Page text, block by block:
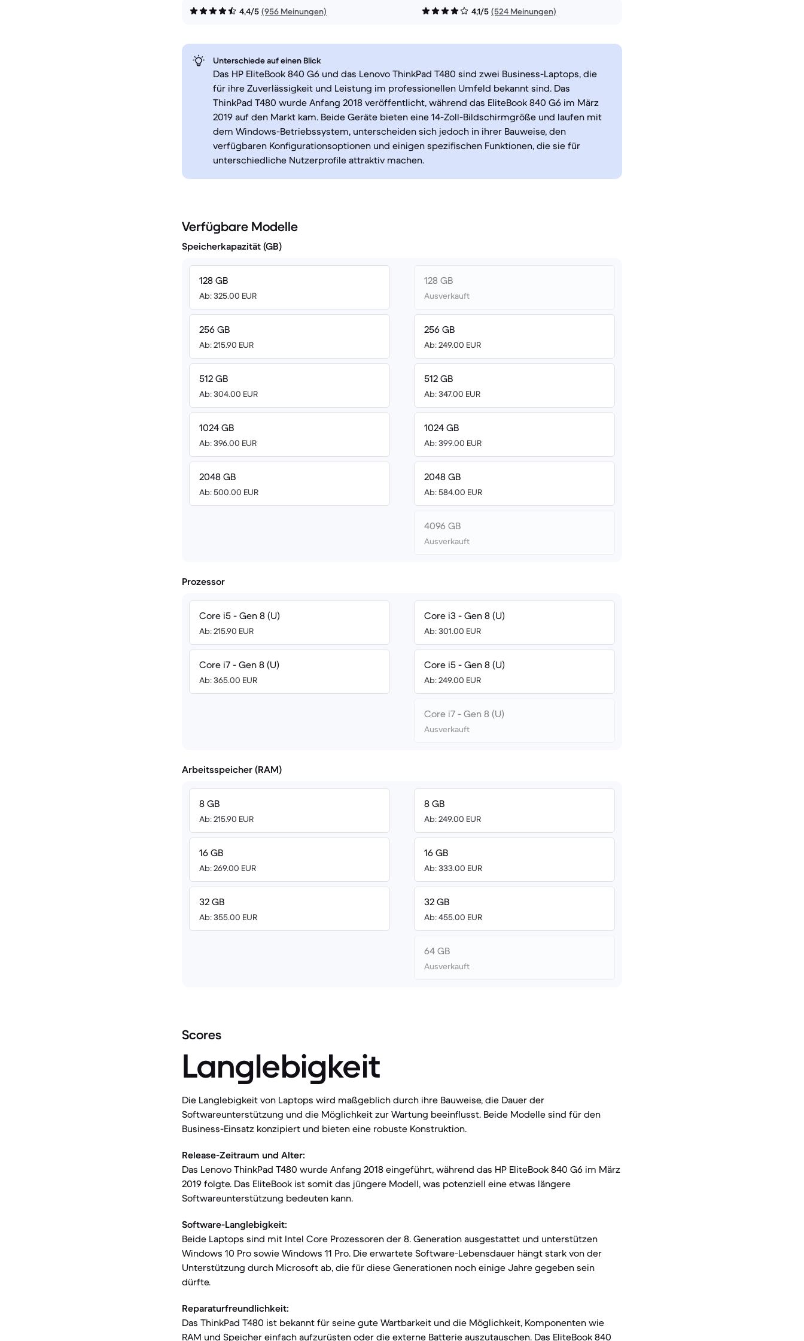
4,4/5 (956 Meinungen) 4,1/5 (524 Meinungen)
Unterschiede auf einen Blick
Das HP EliteBook 840 G6 und das Lenovo ThinkPad T480 sind zwei Business-Laptops, die
für ihre Zuverlässigkeit und Leistung im professionellen Umfeld bekannt sind. Das
ThinkPad T480 wurde Anfang 2018 veröffentlicht, während das EliteBook 840 G6 im März
2019 auf den Markt kam. Beide Geräte bieten eine 14-Zoll-Bildschirmgröße und laufen mit
dem Windows-Betriebssystem, unterscheiden sich jedoch in ihrer Bauweise, den
verfügbaren Konfigurationsoptionen und einigen spezifischen Funktionen, die sie für
unterschiedliche Nutzerprofile attraktiv machen.
Verfügbare Modelle
Speicherkapazität (GB)
128 GB
Ab: 325.00 EUR
256 GB
Ab: 215.90 EUR
512 GB
Ab: 304.00 EUR
1024 GB
Ab: 396.00 EUR
2048 GB
Ab: 500.00 EUR
128 GB
Ausverkauft
256 GB
Ab: 249.00 EUR
512 GB
Ab: 347.00 EUR
1024 GB
Ab: 399.00 EUR
2048 GB
Ab: 584.00 EUR
4096 GB
Ausverkauft
Prozessor
Core i5 - Gen 8 (U)
Ab: 215.90 EUR
Core i7 - Gen 8 (U)
Ab: 365.00 EUR
Core i3 - Gen 8 (U)
Ab: 301.00 EUR
Core i5 - Gen 8 (U)
Ab: 249.00 EUR
Core i7 - Gen 8 (U)
Ausverkauft
Arbeitsspeicher (RAM)
8 GB
Ab: 215.90 EUR
16 GB
Ab: 269.00 EUR
32 GB
Ab: 355.00 EUR
8 GB
Ab: 249.00 EUR
16 GB
Ab: 333.00 EUR
32 GB
Ab: 455.00 EUR
64 GB
Ausverkauft
Scores
Langlebigkeit
Die Langlebigkeit von Laptops wird maßgeblich durch ihre Bauweise, die Dauer der
Softwareunterstützung und die Möglichkeit zur Wartung beeinflusst. Beide Modelle sind für den
Business-Einsatz konzipiert und bieten eine robuste Konstruktion.
Release-Zeitraum und Alter:
Das Lenovo ThinkPad T480 wurde Anfang 2018 eingeführt, während das HP EliteBook 840 G6 im März
2019 folgte. Das EliteBook ist somit das jüngere Modell, was potenziell eine etwas längere
Softwareunterstützung bedeuten kann.
Software-Langlebigkeit:
Beide Laptops sind mit Intel Core Prozessoren der 8. Generation ausgestattet und unterstützen
Windows 10 Pro sowie Windows 11 Pro. Die erwartete Software-Lebensdauer hängt stark von der
Unterstützung durch Microsoft ab, die für diese Generationen noch einige Jahre gegeben sein
dürfte.
Reparaturfreundlichkeit:
Das ThinkPad T480 ist bekannt für seine gute Wartbarkeit und die Möglichkeit, Komponenten wie
RAM und Speicher einfach aufzurüsten oder die externe Batterie auszutauschen. Das EliteBook 840